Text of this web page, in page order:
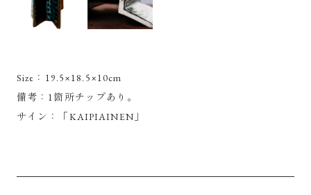
Size：19.5×18.5×10cm
備考：1箇所チップあり。
サイン：「KAIPIAINEN」